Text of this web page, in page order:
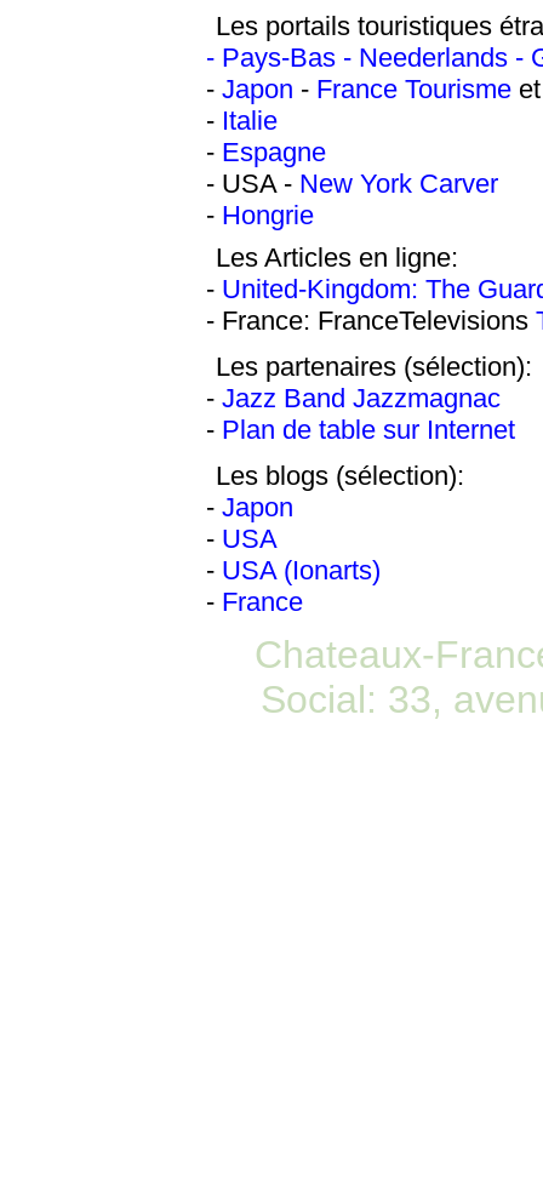
Les portails touristiques
- Pays-Bas - Neederlands -
- Japon - France Tourisme
- Italie
- Espagne
- USA - New York Carver
- Hongrie
Les Articles en ligne:
- United-Kingdom: The
- France: FranceTelevisions
Les partenaires (sélection):
- Jazz Band Jazzmagnac
- Plan de table sur Internet
Les blogs (sélection):
- Japon
- USA
- USA (Ionarts)
- France
Chateaux-
Social: 33,